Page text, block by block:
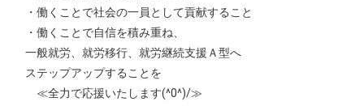
・働くことで社会の一員として貢献すること
・働くことで自信を積み重ね、
一般就労、就労移行、就労継続支援Ａ型へ
ステップアップすることを
≪全力で応援いたします(^0^)/≫